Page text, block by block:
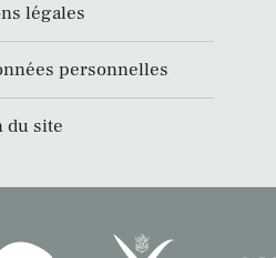
légales
personnelles
du site